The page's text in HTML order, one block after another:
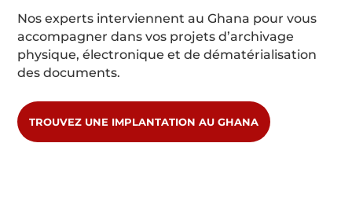
Nos experts interviennent au Ghana pour vous
accompagner dans vos projets d’archivage
physique, électronique et de dématérialisation
des documents.
TROUVEZ UNE IMPLANTATION AU GHANA